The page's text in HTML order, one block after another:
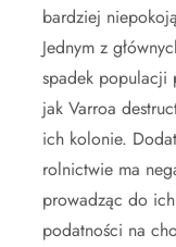
bardziej
Jednym z
spadek populacji
jak Varroa
ich kolonie.
rolnictwie ma
prowadząc do
podatności na